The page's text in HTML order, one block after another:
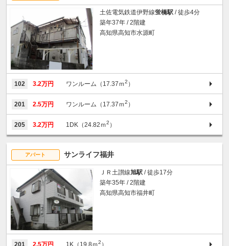
土佐電気鉄道伊野線蛍橋駅 / 徒歩4分
築年37年 / 2階建
高知県高知市水源町
102 3.2万円 ワンルーム（17.37ｍ2 ）
201 2.5万円 ワンルーム（17.37ｍ2 ）
205 3.2万円 1DK（24.82ｍ2 ）
アパート サンライフ福井
ＪＲ土讃線旭駅 / 徒歩17分
築年35年 / 2階建
高知県高知市福井町
201 2.5万円 1K（19.8ｍ2 ）